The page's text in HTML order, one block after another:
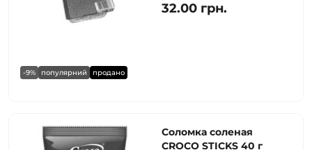
-9% популярний продано
32.00 грн.
Соломка соленая
CROCO STICKS 40 г